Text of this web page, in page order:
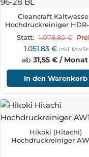
Cleancraft
Hochdruckreiniger HDR-
Statt: 1.078,80€
1.051,83 € inkl. MwSt
ab 31,55 € / Monat
In den Warenkorb
Hikoki (Hitachi)
Hochdruckreiniger